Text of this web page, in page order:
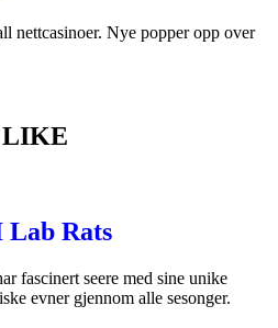
nettcasinoer. Nye popper opp over
LIKE
Lab Rats
fascinert seere med sine unike
evner gjennom alle sesonger.